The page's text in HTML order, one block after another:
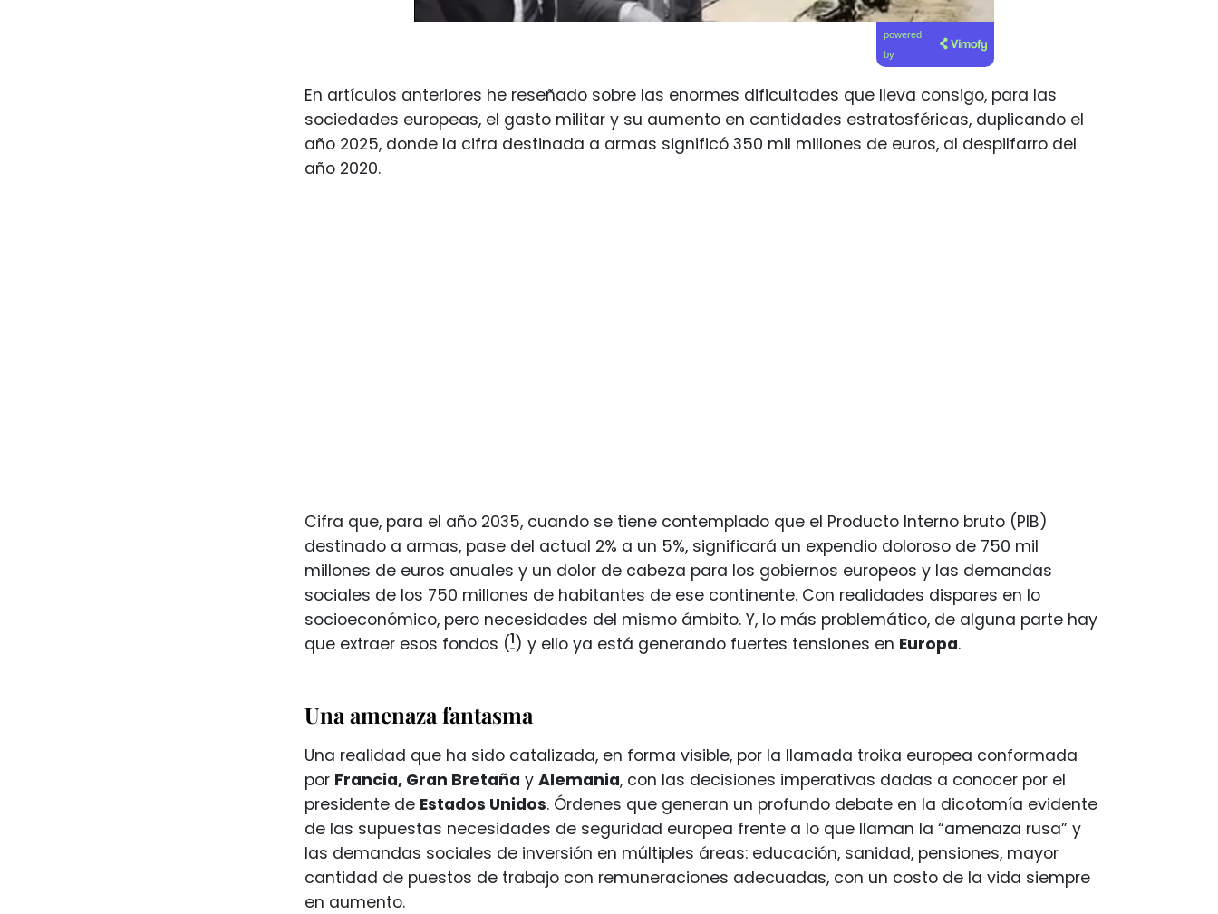
powered
by
En artículos anteriores he reseñado sobre las enormes dificultades que lleva consigo, para las
sociedades europeas, el gasto militar y su aumento en cantidades estratosféricas, duplicando el
año 2025, donde la cifra destinada a armas significó 350 mil millones de euros, al despilfarro del
año 2020.
Cifra que, para el año 2035, cuando se tiene contemplado que el Producto Interno bruto (PIB)
destinado a armas, pase del actual 2% a un 5%, significará un expendio doloroso de 750 mil
millones de euros anuales y un dolor de cabeza para los gobiernos europeos y las demandas
sociales de los 750 millones de habitantes de ese continente. Con realidades dispares en lo
socioeconómico, pero necesidades del mismo ámbito. Y, lo más problemático, de alguna parte hay
que extraer esos fondos (1) y ello ya está generando fuertes tensiones en Europa.
Una amenaza fantasma
Una realidad que ha sido catalizada, en forma visible, por la llamada troika europea conformada
por Francia, Gran Bretaña y Alemania, con las decisiones imperativas dadas a conocer por el
presidente de Estados Unidos. Órdenes que generan un profundo debate en la dicotomía evidente
de las supuestas necesidades de seguridad europea frente a lo que llaman la “amenaza rusa” y
las demandas sociales de inversión en múltiples áreas: educación, sanidad, pensiones, mayor
cantidad de puestos de trabajo con remuneraciones adecuadas, con un costo de la vida siempre
en aumento.